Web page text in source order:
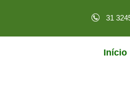
31
Início